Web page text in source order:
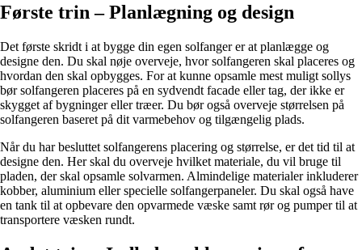
Første trin – Planlægning og design
Det første skridt i at bygge din egen solfanger er at planlægge og
designe den. Du skal nøje overveje, hvor solfangeren skal placeres og
hvordan den skal opbygges. For at kunne opsamle mest muligt sollys
bør solfangeren placeres på en sydvendt facade eller tag, der ikke er
skygget af bygninger eller træer. Du bør også overveje størrelsen på
solfangeren baseret på dit varmebehov og tilgængelig plads.
Når du har besluttet solfangerens placering og størrelse, er det tid til at
designe den. Her skal du overveje hvilket materiale, du vil bruge til
pladen, der skal opsamle solvarmen. Almindelige materialer inkluderer
kobber, aluminium eller specielle solfangerpaneler. Du skal også have
en tank til at opbevare den opvarmede væske samt rør og pumper til at
transportere væsken rundt.